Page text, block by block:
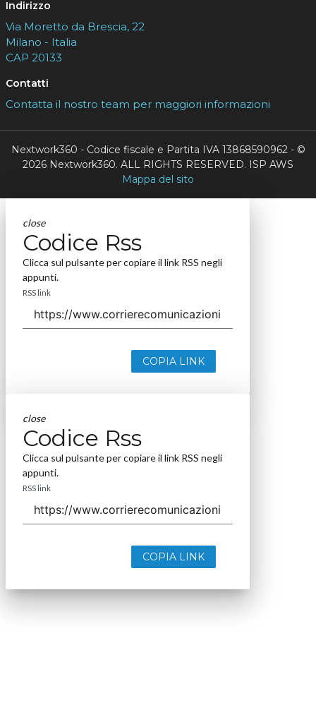
Indirizzo
Via Moretto da Brescia, 22
Milano - Italia
CAP 20133
Contatti
Contatta il nostro team per maggiori informazioni
Nextwork360 - Codice fiscale e Partita IVA 13868590962 - ©
2026 Nextwork360. ALL RIGHTS RESERVED. ISP AWS
Mappa del sito
close
Codice Rss
Clicca sul pulsante per copiare il link RSS negli
appunti.
RSS link
COPIA LINK
close
Codice Rss
Clicca sul pulsante per copiare il link RSS negli
appunti.
RSS link
COPIA LINK